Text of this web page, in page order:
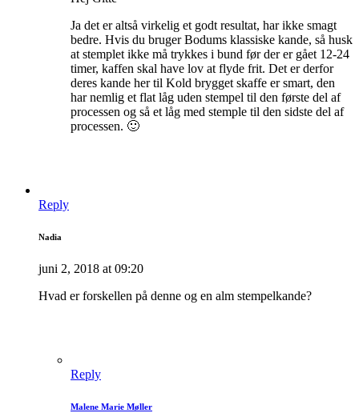
Ja det er altså virkelig et godt resultat, har ikke smagt
bedre. Hvis du bruger Bodums klassiske kande, så husk
at stemplet ikke må trykkes i bund før der er gået 12-24
timer, kaffen skal have lov at flyde frit. Det er derfor
deres kande her til Kold brygget skaffe er smart, den
har nemlig et flat låg uden stempel til den første del af
processen og så et låg med stemple til den sidste del af
processen. 🙂
Reply
Nadia
juni 2, 2018 at 09:20
Hvad er forskellen på denne og en alm stempelkande?
Reply
Malene Marie Møller